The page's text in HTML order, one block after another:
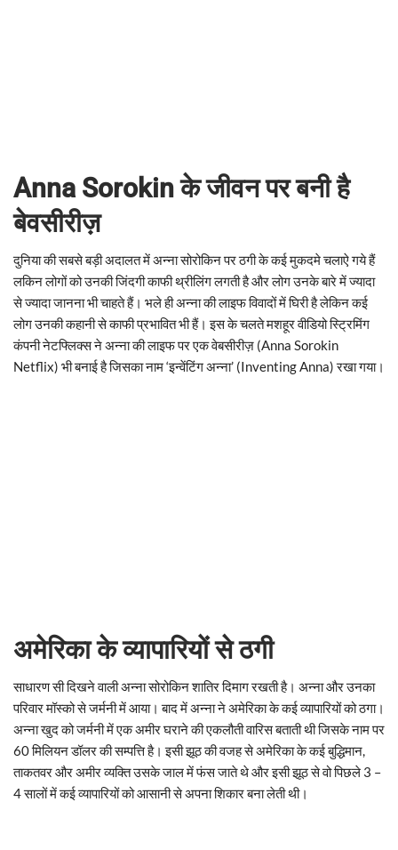
Anna Sorokin के जीवन पर बनी है
बेवसीरीज़
दुनिया की सबसे बड़ी अदालत में अन्ना सोरोकिन पर ठगी के कई मुकदमे चलाऐ गये हैं
लकिन लोगों को उनकी जिंदगी काफी थ्रीलिंग लगती है और लोग उनके बारे में ज्यादा
से ज्यादा जानना भी चाहते हैं। भले ही अन्ना की लाइफ विवादों में घिरी है लेकिन कई
लोग उनकी कहानी से काफी प्रभावित भी हैं। इस के चलते मशहूर वीडियो स्ट्रिमिंग
कंपनी नेटफ्लिक्स ने अन्ना की लाइफ पर एक वेबसीरीज़ (Anna Sorokin
Netflix) भी बनाई है जिसका नाम ‘इन्वेंटिंग अन्ना’ (Inventing Anna) रखा गया।
अमेरिका के व्यापारियों से ठगी
साधारण सी दिखने वाली अन्ना सोरोकिन शातिर दिमाग रखती है। अन्ना और उनका
परिवार मॉस्को से जर्मनी में आया। बाद में अन्ना ने अमेरिका के कई व्यापारियों को ठगा।
अन्ना खुद को जर्मनी में एक अमीर घराने की एकलौती वारिस बताती थी जिसके नाम पर
60 मिलियन डॉलर की सम्पत्ति है। इसी झूठ की वजह से अमेरिका के कई बुद्धिमान,
ताकतवर और अमीर व्यक्ति उसके जाल में फंस जाते थे और इसी झूठ से वो पिछले 3 –
4 सालों में कई व्यापारियों को आसानी से अपना शिकार बना लेती थी।